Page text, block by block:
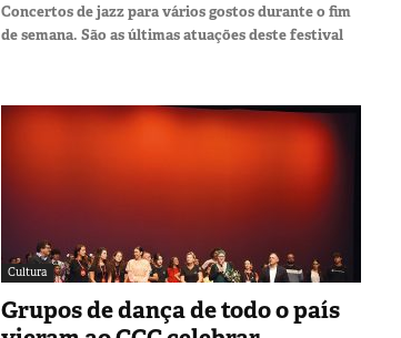
Concertos de jazz para vários gostos durante o fim
de semana. São as últimas atuações deste festival
Cultura
Grupos de dança de todo o país